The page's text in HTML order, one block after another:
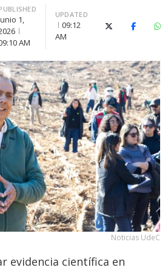
1,
AM
UPDATED
09:12
AM
X (Twitter)Facebook
Noticias UdeC
evidencia científica en